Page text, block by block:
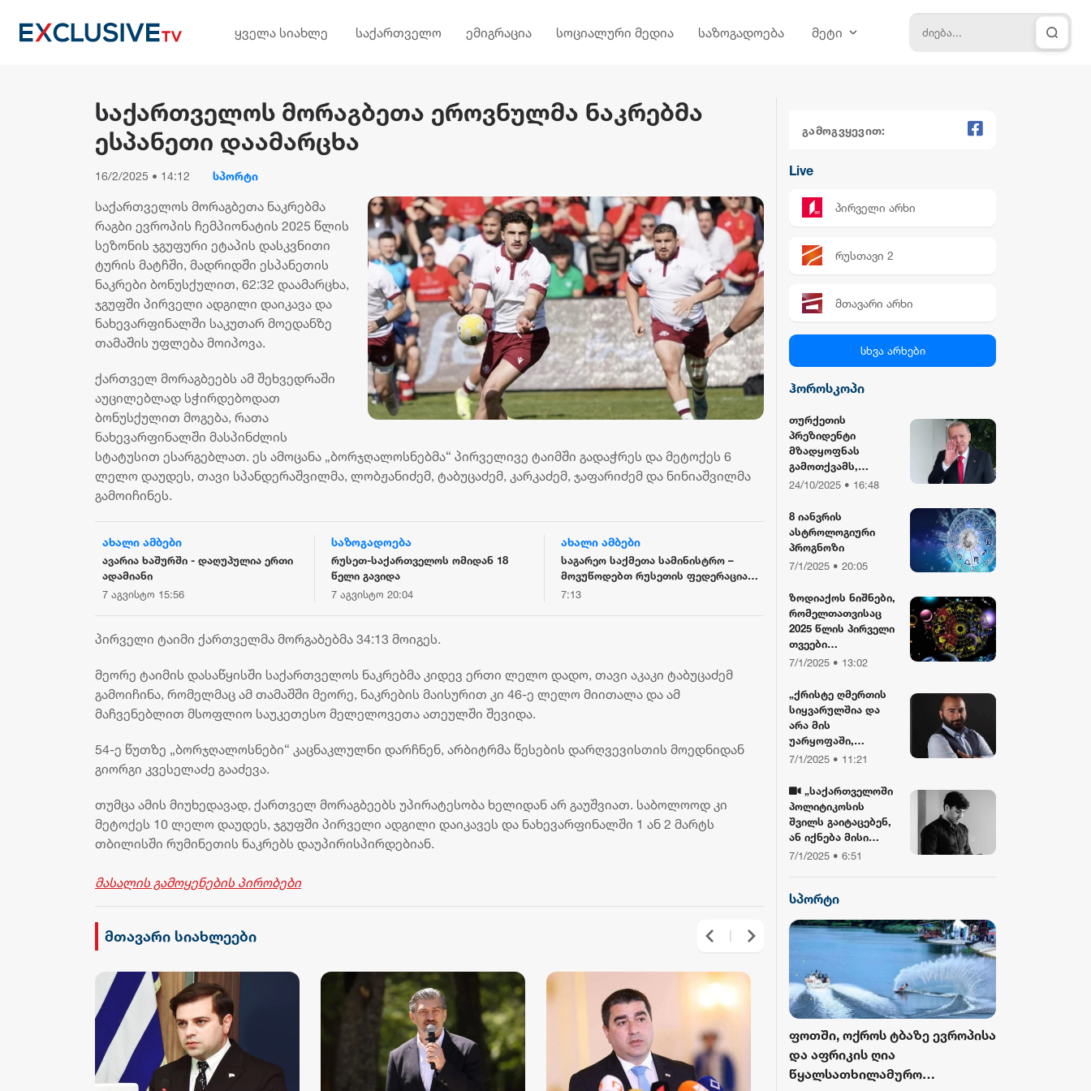
ყველა სიახლე საქართველო ემიგრაცია სოციალური მედია საზოგადოება მეტი
საქართველოს მორაგბეთა ეროვნულმა ნაკრებმა
ესპანეთი დაამარცხა
16/2/2025 • 14:12 სპორტი
საქართველოს მორაგბეთა ნაკრებმა
რაგბი ევროპის ჩემპიონატის 2025 წლის
სეზონის ჯგუფური ეტაპის დასკვნითი
ტურის მატჩში, მადრიდში ესპანეთის
ნაკრები ბონუსქულით, 62:32 დაამარცხა,
ჯგუფში პირველი ადგილი დაიკავა და
ნახევარფინალში საკუთარ მოედანზე
თამაშის უფლება მოიპოვა.
ქართველ მორაგბეებს ამ შეხვედრაში
აუცილებლად სჭირდებოდათ
ბონუსქულით მოგება, რათა
ნახევარფინალში მასპინძლის
სტატუსით ესარგებლათ. ეს ამოცანა „ბორჯღალოსნებმა“ პირველივე ტაიმში გადაჭრეს და მეტოქეს 6
ლელო დაუდეს, თავი სპანდერაშვილმა, ლობჟანიძემ, ტაბუცაძემ, კარკაძემ, ჯაფარიძემ და ნინიაშვილმა
გამოიჩინეს.
ახალი ამბები
ავარია ხაშურში - დაღუპულია ერთი
ადამიანი
7 აგვისტო 15:56
საზოგადოება
რუსეთ-საქართველოს ომიდან 18
წელი გავიდა
7 აგვისტო 20:04
ახალი ამბები
საგარეო საქმეთა სამინისტრო –
მოვუწოდებთ რუსეთის ფედერაციას,
შეწყვიტოს საქართველოს
7:13
პირველი ტაიმი ქართველმა მორგაბებმა 34:13 მოიგეს.
მეორე ტაიმის დასაწყისში საქართველოს ნაკრებმა კიდევ ერთი ლელო დადო, თავი აკაკი ტაბუცაძემ
გამოიჩინა, რომელმაც ამ თამაშში მეორე, ნაკრების მაისურით კი 46-ე ლელო მიითალა და ამ
მაჩვენებლით მსოფლიო საუკეთესო მელელოვეთა ათეულში შევიდა.
54-ე წუთზე „ბორჯღალოსნები“ კაცნაკლულნი დარჩნენ, არბიტრმა წესების დარღვევისთის მოედნიდან
გიორგი კვესელაძე გააძევა.
თუმცა ამის მიუხედავად, ქართველ მორაგბეებს უპირატესობა ხელიდან არ გაუშვიათ. საბოლოოდ კი
მეტოქეს 10 ლელო დაუდეს, ჯგუფში პირველი ადგილი დაიკავეს და ნახევარფინალში 1 ან 2 მარტს
თბილისში რუმინეთის ნაკრებს დაუპირისპირდებიან.
მასალის გამოყენების პირობები
მთავარი სიახლეები
გამოგვყევით:
Live
პირველი არხი
რუსთავი 2
მთავარი არხი
პალიტრა News
სილქ უნივერსალი
TV პირველი
რიონი
სხვა არხები
ჰოროსკოპი
თურქეთის
პრეზიდენტი
მზადყოფნას
გამოთქვამს,
რუსეთისა და აშშ-
მასპინძლობისთვის
24/10/2025 • 16:48
8 იანვრის
ასტროლოგიური
პროგნოზი
7/1/2025 • 20:05
ზოდიაქოს ნიშნები,
რომელთათვისაც
2025 წლის პირველი
თვეები
განსაკუთრებით
იქნება
7/1/2025 • 13:02
„ქრისტე ღმერთის
სიყვარულშია და
არა მის
უარყოფაში,
ბიბლიასთან და
გიორგი ლობჯანიძე
შობის
დღესასწაულზე
7/1/2025 • 11:21
„საქართველოში
პოლიტიკოსის
შვილს გაიტაცებენ,
ან იქნება მისი
სიკვდილი... ბანკზე
ვერტმფრენი“ -
წინასწარმეტყველე
7/1/2025 • 6:51
სპორტი
„ბორჯღალოსნებმა“ ჩილეს
ნაკრები დაამარცხეს
18 ივლისი 19:47
„კვარას მიზანი - ოქროს ბურთი
და ჩემპიონთა ლიგის მესამედ
მოგება“ - ფრანგული გამოცემა
ფოთში, ოქროს ტბაზე ევროპისა
და აფრიკის ღია
წყალსათხილამურო